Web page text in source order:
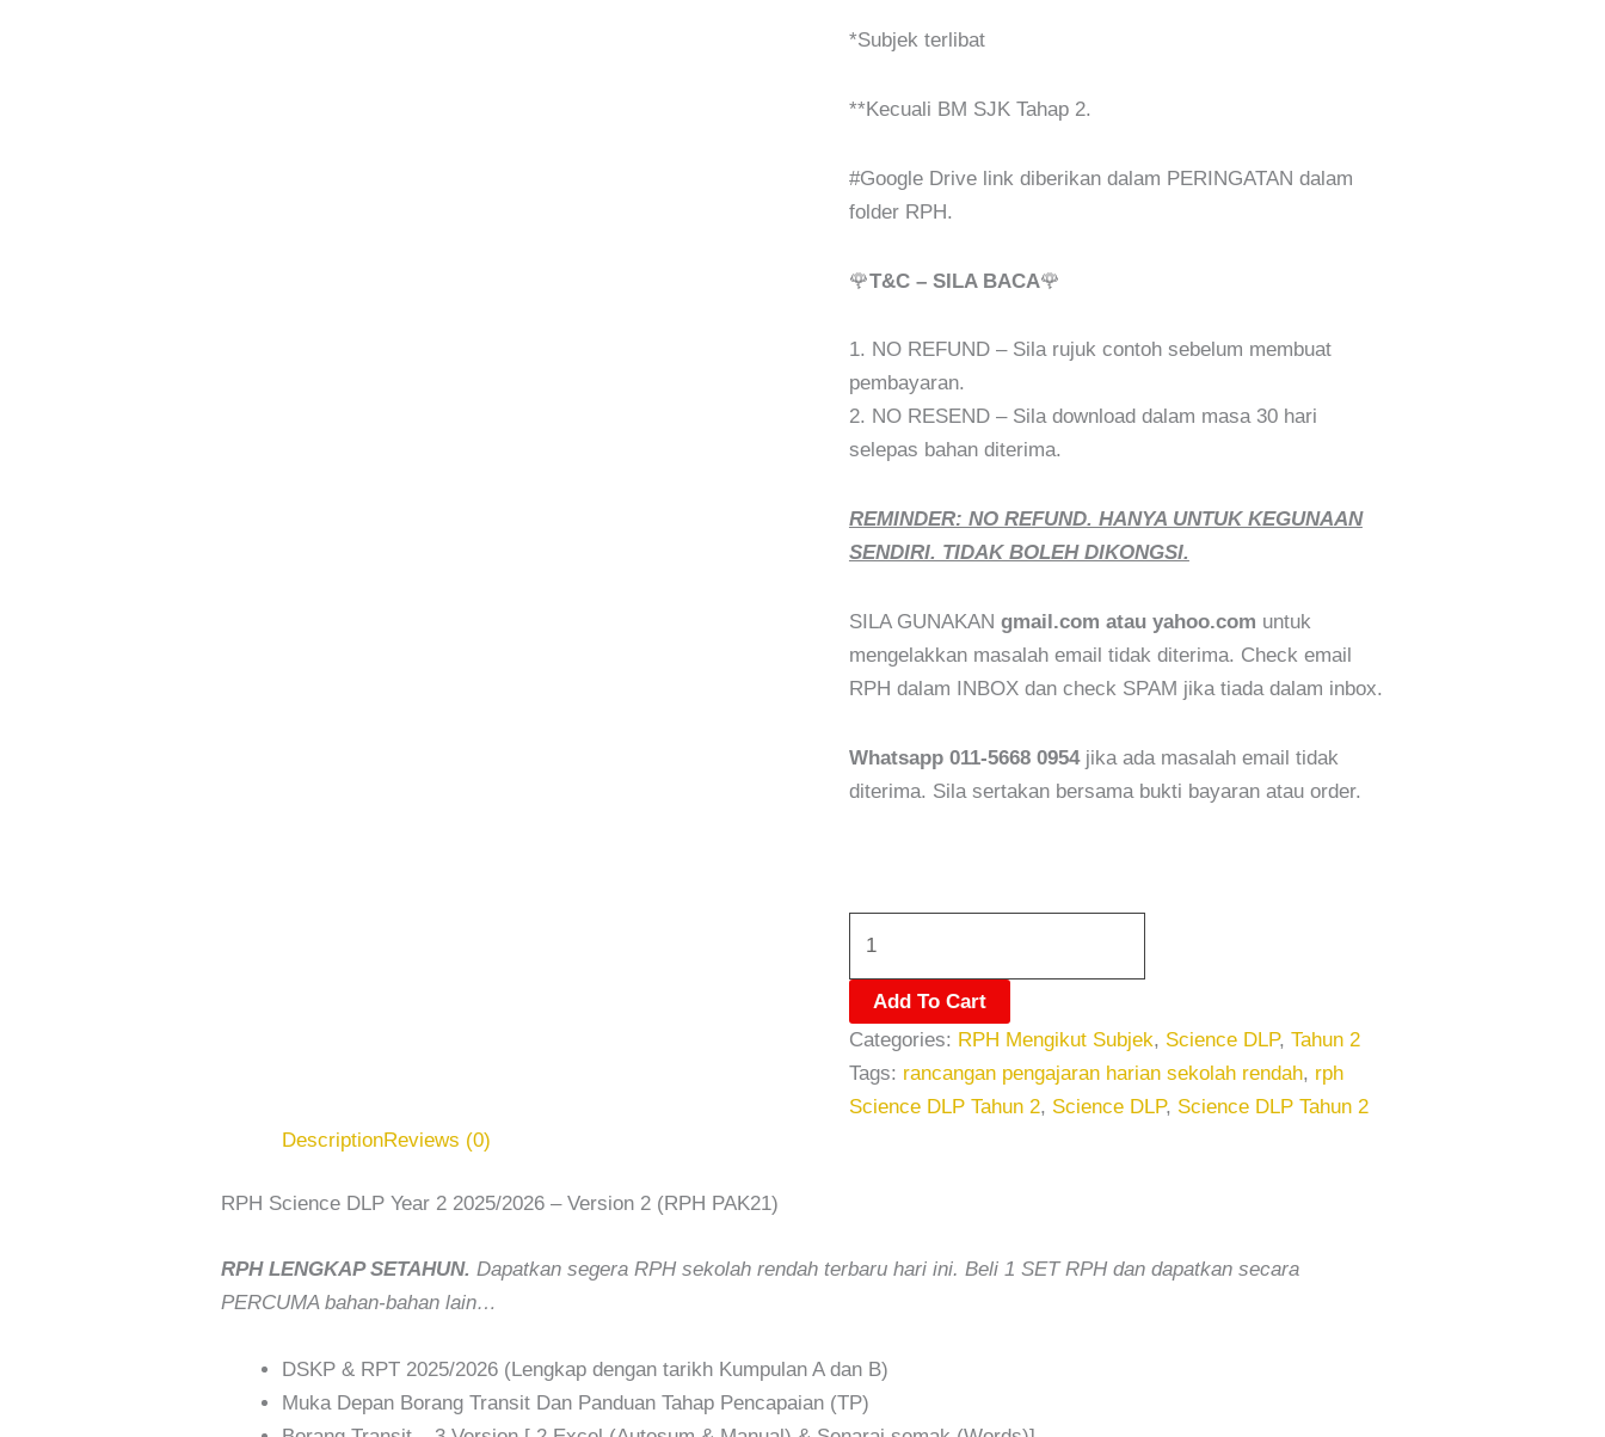
*Subjek terlibat
**Kecuali BM SJK Tahap 2.
#Google Drive link diberikan dalam PERINGATAN dalam
folder RPH.
🌹T&C – SILA BACA🌹
1. NO REFUND – Sila rujuk contoh sebelum membuat
pembayaran.
2. NO RESEND – Sila download dalam masa 30 hari
selepas bahan diterima.
REMINDER: NO REFUND. HANYA UNTUK KEGUNAAN
SENDIRI. TIDAK BOLEH DIKONGSI.
SILA GUNAKAN gmail.com atau yahoo.com untuk
mengelakkan masalah email tidak diterima. Check email
RPH dalam INBOX dan check SPAM jika tiada dalam inbox.
Whatsapp 011-5668 0954jika ada masalah email tidak
diterima. Sila sertakan bersama bukti bayaran atau order.
Add To Cart
Categories: RPH Mengikut Subjek, Science DLP, Tahun 2
Tags: rancangan pengajaran harian sekolah rendah, rph
Science DLP Tahun 2, Science DLP, Science DLP Tahun 2
DescriptionReviews (0)
RPH Science DLP Year 2 2025/2026 – Version 2 (RPH PAK21)
RPH LENGKAP SETAHUN. Dapatkan segera RPH sekolah rendah terbaru hari ini. Beli 1 SET RPH dan dapatkan secara
PERCUMA bahan-bahan lain…
DSKP & RPT 2025/2026 (Lengkap dengan tarikh Kumpulan A dan B)
Muka Depan Borang Transit Dan Panduan Tahap Pencapaian (TP)